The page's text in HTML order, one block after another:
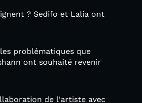
? Sedifo et Lalia ont
problématiques que
ont souhaité revenir
de l'artiste avec